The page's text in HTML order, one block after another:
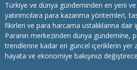
Türkiye ve dünya gündeminden en yeni
yatırımcılara para kazanma yöntemleri,
fikirleri ve para harcama ustalıklarına dair
Paranın merkezinden dünya gündemine,
trendlerine kadar en güncel içeriklerin yer
hayata ve ekonomiye bakışınızı